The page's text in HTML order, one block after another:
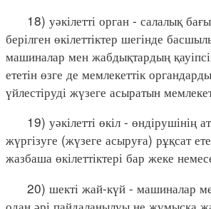
18) уәкілетті орган - салалық
берілген өкілеттіктер шегінде
машиналар мен жабдықтардың
ететін өзге де мемлекеттік
үйлестіруді жүзеге асыратын
19) уәкілетті өкіл - өндірушінің
жүргізуге (жүзеге асыруға) рұқсат
жазбаша өкілеттіктері бар жеке
20) шекті жай-күй - машиналар